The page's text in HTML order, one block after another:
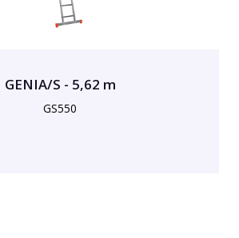
GENIA/S - 5,62 m
GS550